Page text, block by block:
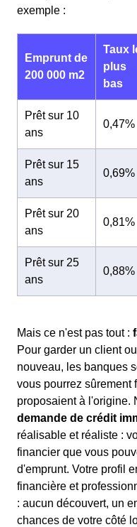
exemple :
Emprunt de
200 000 m2
Taux
plus
bas
Prêt sur 10
ans
0,47%
Prêt sur 15
ans
0,69%
Prêt sur 20
ans
0,81%
Prêt sur 25
ans
0,88%
Mais ce n'est pas tout :
Pour garder un client
nouveau, les banques
vous pourrez sûrement
proposaient à l'origine.
demande de crédit
réalisable et réaliste :
financier que vous
d'emprunt. Votre profil
financière et
: aucun découvert, un
chances de votre côté